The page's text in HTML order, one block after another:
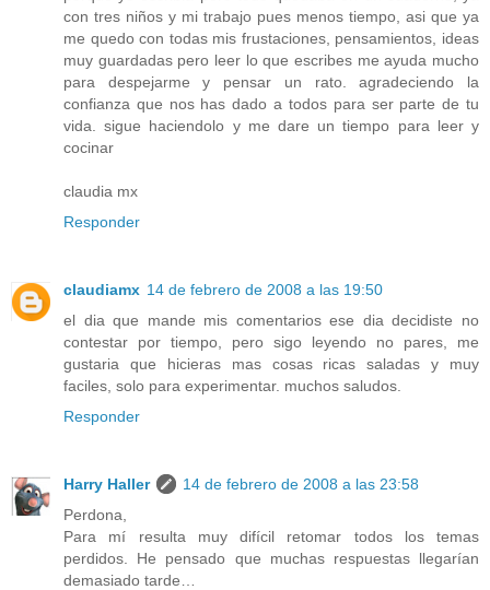
con tres niños y mi trabajo pues menos tiempo, asi que ya
me quedo con todas mis frustaciones, pensamientos, ideas
muy guardadas pero leer lo que escribes me ayuda mucho
para despejarme y pensar un rato. agradeciendo la
confianza que nos has dado a todos para ser parte de tu
vida. sigue haciendolo y me dare un tiempo para leer y
cocinar
claudia mx
Responder
claudiamx 14 de febrero de 2008 a las 19:50
el dia que mande mis comentarios ese dia decidiste no
contestar por tiempo, pero sigo leyendo no pares, me
gustaria que hicieras mas cosas ricas saladas y muy
faciles, solo para experimentar. muchos saludos.
Responder
Harry Haller
14 de febrero de 2008 a las 23:58
Perdona,
Para mí resulta muy difícil retomar todos los temas
perdidos. He pensado que muchas respuestas llegarían
demasiado tarde…